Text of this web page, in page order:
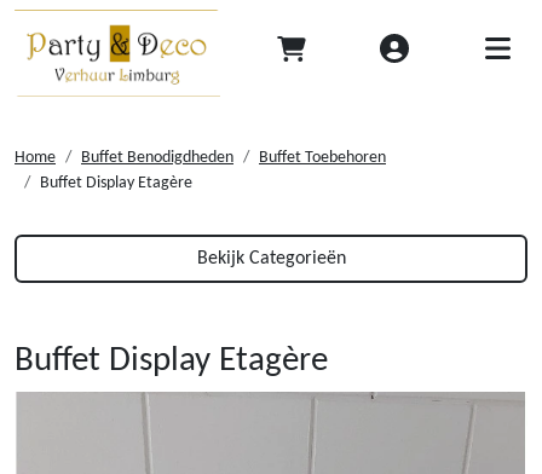
Home Buffet Benodigdheden
Buffet Toebehoren
Buffet Display Etagère
Bekijk Categorieën
Buffet Display Etagère